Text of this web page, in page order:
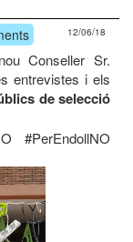
12/06/18
Conseller Sr.
entrevistes i els
de selecció
#PerEndollNO